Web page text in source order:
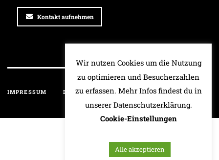
Kontakt aufnehmen
IMPRESSUM DATENSCHUTZ HAFTUNGSAUSSCHLUSS
Wir nutzen Cookies um die Nutzung
zu optimieren und Besucherzahlen
zu erfassen. Mehr Infos findest du in
unserer Datenschutzerklärung.
Cookie-Einstellungen
Alle akzeptieren